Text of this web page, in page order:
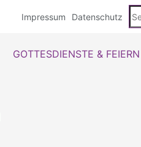
Impressum Datenschutz
GOTTESDIENSTE & FEIERN